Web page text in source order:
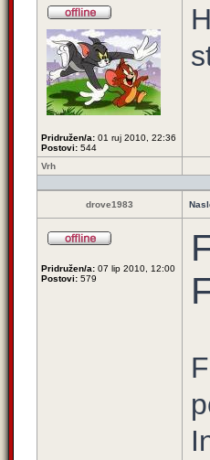
Pridružen/a: 01 ruj 2010, 22:36
Postovi: 544
Vrh
drove1983
Pridružen/a: 07 lip 2010, 12:00
Postovi: 579